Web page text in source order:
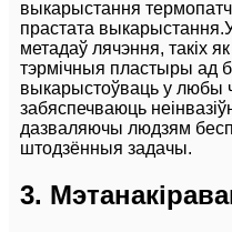
выкарыстання
прастата
метадаў лячэння, такіх
тэрмічныя пластыры ад
выкарыстоўваць у
забяспечваюць
дазваляючы людзям
штодзённыя задачы.
3.